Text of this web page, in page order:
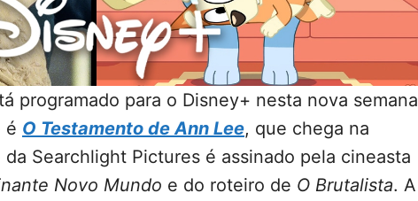
programado para o Disney+ nesta nova semana
é O Testamento de Ann Lee, que chega na
Searchlight Pictures é assinado pela cineasta
Novo Mundo e do roteiro de O Brutalista. A